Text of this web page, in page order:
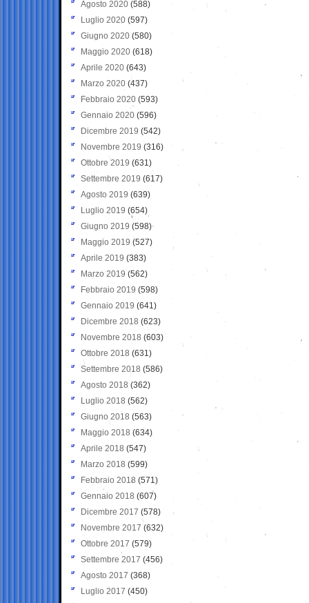
Agosto 2020 (588)
Luglio 2020 (597)
Giugno 2020 (580)
Maggio 2020 (618)
Aprile 2020 (643)
Marzo 2020 (437)
Febbraio 2020 (593)
Gennaio 2020 (596)
Dicembre 2019 (542)
Novembre 2019 (316)
Ottobre 2019 (631)
Settembre 2019 (617)
Agosto 2019 (639)
Luglio 2019 (654)
Giugno 2019 (598)
Maggio 2019 (527)
Aprile 2019 (383)
Marzo 2019 (562)
Febbraio 2019 (598)
Gennaio 2019 (641)
Dicembre 2018 (623)
Novembre 2018 (603)
Ottobre 2018 (631)
Settembre 2018 (586)
Agosto 2018 (362)
Luglio 2018 (562)
Giugno 2018 (563)
Maggio 2018 (634)
Aprile 2018 (547)
Marzo 2018 (599)
Febbraio 2018 (571)
Gennaio 2018 (607)
Dicembre 2017 (578)
Novembre 2017 (632)
Ottobre 2017 (579)
Settembre 2017 (456)
Agosto 2017 (368)
Luglio 2017 (450)